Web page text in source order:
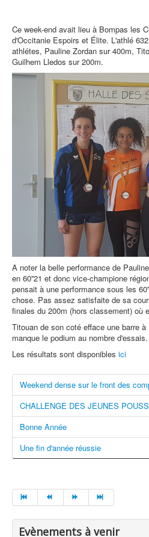
Ce week-end avait lieu à Bompas les
d'Occitanie Espoirs et Élite. L'athlé
athlétes, Pauline Zordan sur 400m,
Guilhem Lledos sur 200m.
A noter la belle performance de
en 60''21 et donc vice-champione
pensait à une performance sous les
chose. Pas assez satisfaite de sa
finales du 200m (hors classement) où
Titouan de son coté efface une barre
manque le podium au nombre d'essais.
Les résultats sont disponibles ici
Weekend dense sur le front des
CHALLENGE DES JEUNES
Bonne Année
Une fin d'année réussie
Evènements à venir